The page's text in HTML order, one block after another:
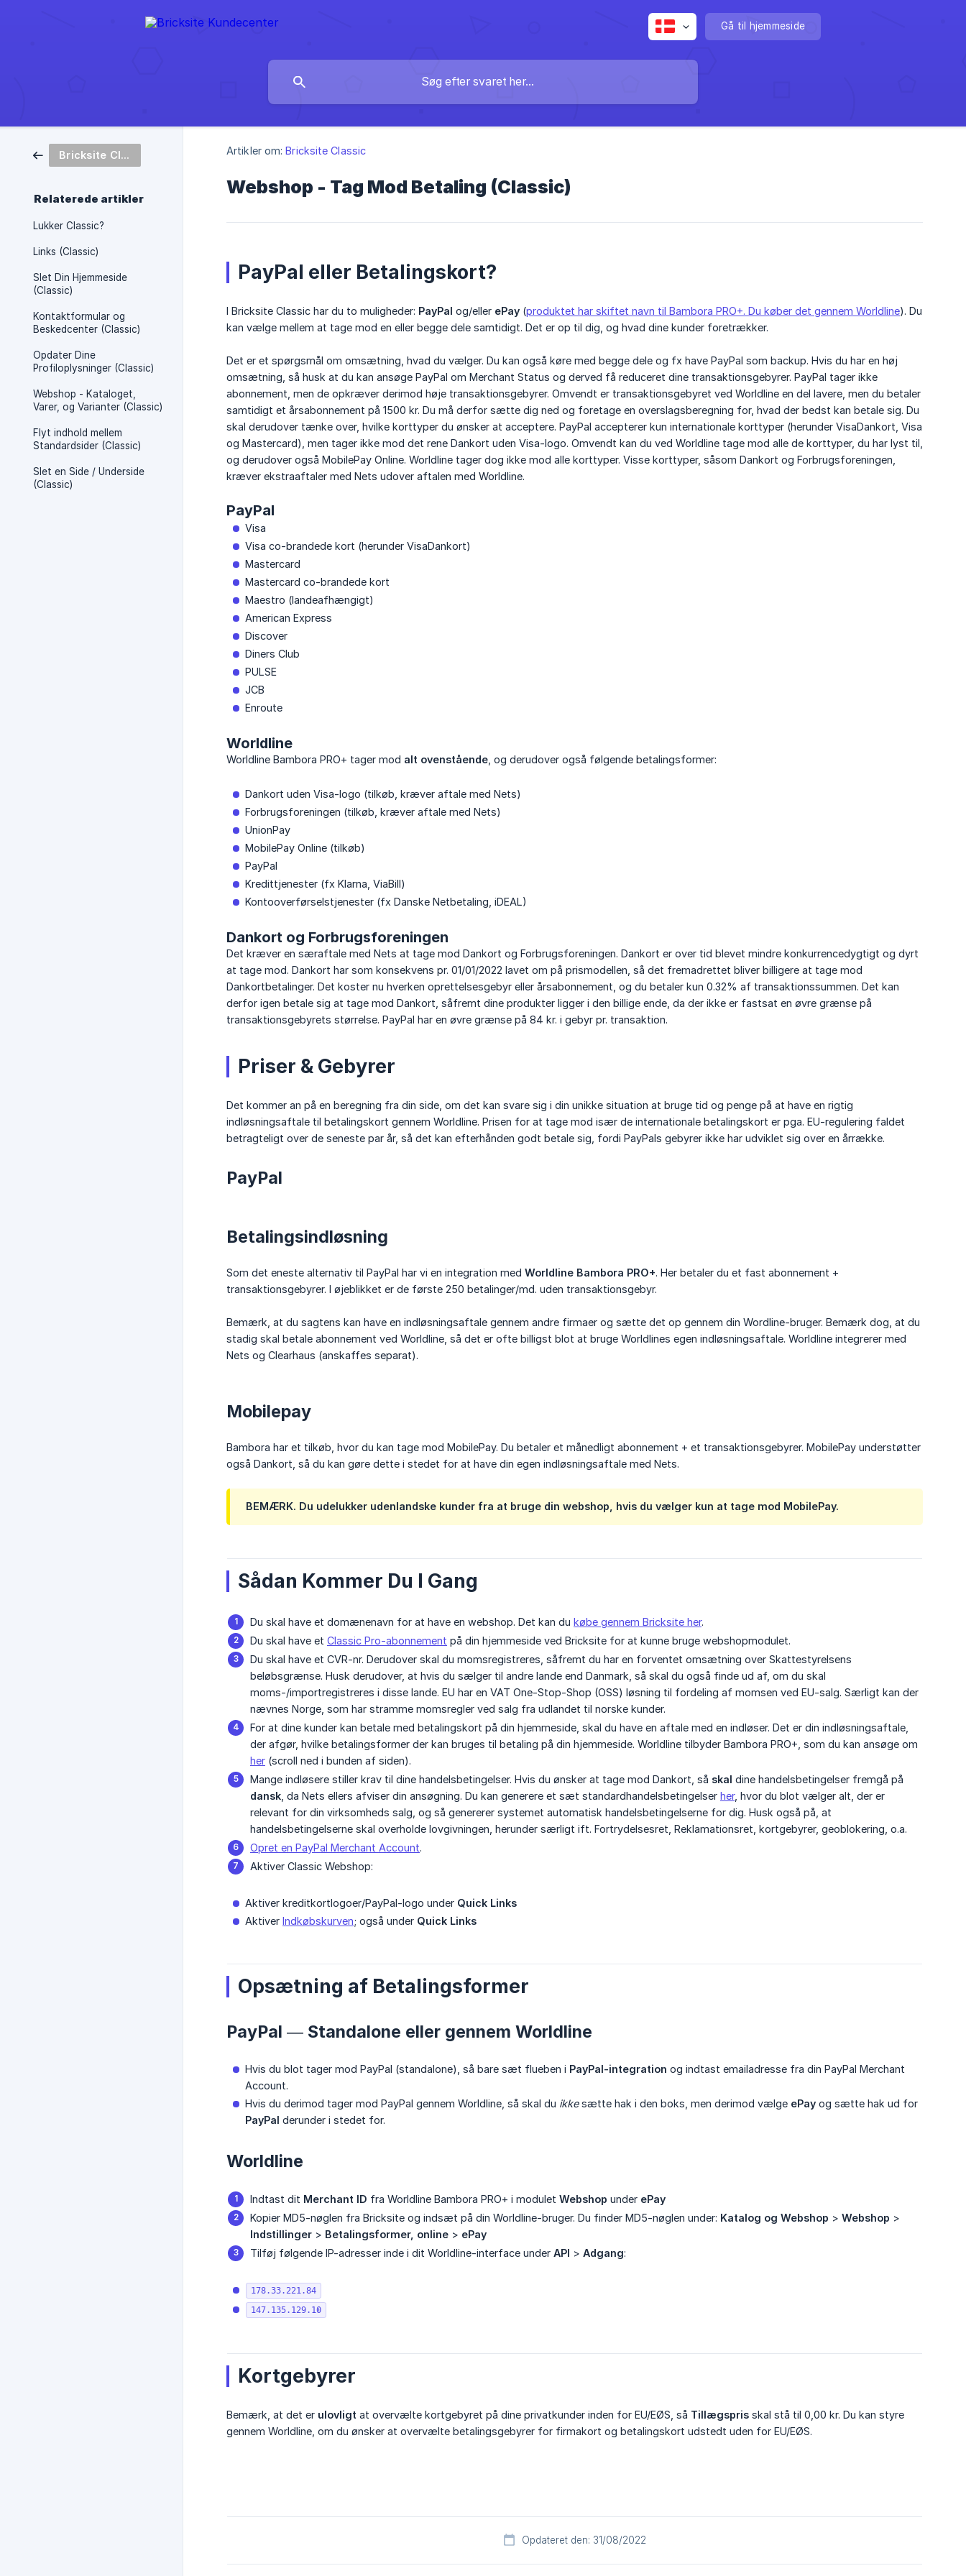
Gå til hjemmeside
Bricksite Classic
Relaterede artikler
Lukker Classic?
Links (Classic)
Slet Din Hjemmeside
(Classic)
Kontaktformular og
Beskedcenter (Classic)
Opdater Dine
Profiloplysninger (Classic)
Webshop - Kataloget,
Varer, og Varianter (Classic)
Flyt indhold mellem
Standardsider (Classic)
Slet en Side / Underside
(Classic)
Artikler om: Bricksite Classic
Webshop - Tag Mod Betaling (Classic)
PayPal eller Betalingskort?
I Bricksite Classic har du to muligheder: PayPal og/eller ePay (produktet har skiftet navn til Bambora PRO+. Du køber det gennem Worldline). Du
kan vælge mellem at tage mod en eller begge dele samtidigt. Det er op til dig, og hvad dine kunder foretrækker.
Det er et spørgsmål om omsætning, hvad du vælger. Du kan også køre med begge dele og fx have PayPal som backup. Hvis du har en høj
omsætning, så husk at du kan ansøge PayPal om Merchant Status og derved få reduceret dine transaktionsgebyrer. PayPal tager ikke
abonnement, men de opkræver derimod høje transaktionsgebyrer. Omvendt er transaktionsgebyret ved Worldline en del lavere, men du betaler
samtidigt et årsabonnement på 1500 kr. Du må derfor sætte dig ned og foretage en overslagsberegning for, hvad der bedst kan betale sig. Du
skal derudover tænke over, hvilke korttyper du ønsker at acceptere. PayPal accepterer kun internationale korttyper (herunder VisaDankort, Visa
og Mastercard), men tager ikke mod det rene Dankort uden Visa-logo. Omvendt kan du ved Worldline tage mod alle de korttyper, du har lyst til,
og derudover også MobilePay Online. Worldline tager dog ikke mod alle korttyper. Visse korttyper, såsom Dankort og Forbrugsforeningen,
kræver ekstraaftaler med Nets udover aftalen med Worldline.
PayPal
Visa
Visa co-brandede kort (herunder VisaDankort)
Mastercard
Mastercard co-brandede kort
Maestro (landeafhængigt)
American Express
Discover
Diners Club
PULSE
JCB
Enroute
Worldline
Worldline Bambora PRO+ tager mod alt ovenstående , og derudover også følgende betalingsformer:
Dankort uden Visa-logo (tilkøb, kræver aftale med Nets)
Forbrugsforeningen (tilkøb, kræver aftale med Nets)
UnionPay
MobilePay Online (tilkøb)
PayPal
Kredittjenester (fx Klarna, ViaBill)
Kontooverførselstjenester (fx Danske Netbetaling, iDEAL)
Dankort og Forbrugsforeningen
Det kræver en særaftale med Nets at tage mod Dankort og Forbrugsforeningen. Dankort er over tid blevet mindre konkurrencedygtigt og dyrt
at tage mod. Dankort har som konsekvens pr. 01/01/2022 lavet om på prismodellen, så det fremadrettet bliver billigere at tage mod
Dankortbetalinger. Det koster nu hverken oprettelsesgebyr eller årsabonnement, og du betaler kun 0.32% af transaktionssummen. Det kan
derfor igen betale sig at tage mod Dankort, såfremt dine produkter ligger i den billige ende, da der ikke er fastsat en øvre grænse på
transaktionsgebyrets størrelse. PayPal har en øvre grænse på 84 kr. i gebyr pr. transaktion.
Priser & Gebyrer
Det kommer an på en beregning fra din side, om det kan svare sig i din unikke situation at bruge tid og penge på at have en rigtig
indløsningsaftale til betalingskort gennem Worldline. Prisen for at tage mod især de internationale betalingskort er pga. EU-regulering faldet
betragteligt over de seneste par år, så det kan efterhånden godt betale sig, fordi PayPals gebyrer ikke har udviklet sig over en årrække.
PayPal
Betalingsindløsning
Som det eneste alternativ til PayPal har vi en integration med Worldline Bambora PRO+. Her betaler du et fast abonnement +
transaktionsgebyrer. I øjeblikket er de første 250 betalinger/md. uden transaktionsgebyr.
Bemærk, at du sagtens kan have en indløsningsaftale gennem andre firmaer og sætte det op gennem din Wordline-bruger. Bemærk dog, at du
stadig skal betale abonnement ved Worldline, så det er ofte billigst blot at bruge Worldlines egen indløsningsaftale. Worldline integrerer med
Nets og Clearhaus (anskaffes separat).
Mobilepay
Bambora har et tilkøb, hvor du kan tage mod MobilePay. Du betaler et månedligt abonnement + et transaktionsgebyrer. MobilePay understøtter
også Dankort, så du kan gøre dette i stedet for at have din egen indløsningsaftale med Nets.
BEMÆRK. Du udelukker udenlandske kunder fra at bruge din webshop, hvis du vælger kun at tage mod MobilePay.
Sådan Kommer Du I Gang
Du skal have et domænenavn for at have en webshop. Det kan du købe gennem Bricksite her.
Du skal have et Classic Pro-abonnement på din hjemmeside ved Bricksite for at kunne bruge webshopmodulet.
Du skal have et CVR-nr. Derudover skal du momsregistreres, såfremt du har en forventet omsætning over Skattestyrelsens
beløbsgrænse. Husk derudover, at hvis du sælger til andre lande end Danmark, så skal du også finde ud af, om du skal
moms-/importregistreres i disse lande. EU har en VAT One-Stop-Shop (OSS) løsning til fordeling af momsen ved EU-salg. Særligt kan der
nævnes Norge, som har stramme momsregler ved salg fra udlandet til norske kunder.
For at dine kunder kan betale med betalingskort på din hjemmeside, skal du have en aftale med en indløser. Det er din indløsningsaftale,
der afgør, hvilke betalingsformer der kan bruges til betaling på din hjemmeside. Worldline tilbyder Bambora PRO+, som du kan ansøge om
her (scroll ned i bunden af siden).
Mange indløsere stiller krav til dine handelsbetingelser. Hvis du ønsker at tage mod Dankort, så skal dine handelsbetingelser fremgå på
dansk , da Nets ellers afviser din ansøgning. Du kan generere et sæt standardhandelsbetingelser her, hvor du blot vælger alt, der er
relevant for din virksomheds salg, og så genererer systemet automatisk handelsbetingelserne for dig. Husk også på, at
handelsbetingelserne skal overholde lovgivningen, herunder særligt ift. Fortrydelsesret, Reklamationsret, kortgebyrer, geoblokering, o.a.
Opret en PayPal Merchant Account.
Aktiver Classic Webshop:
Aktiver kreditkortlogoer/PayPal-logo under Quick Links
Aktiver Indkøbskurven; også under Quick Links
Opsætning af Betalingsformer
PayPal — Standalone eller gennem Worldline
Hvis du blot tager mod PayPal (standalone), så bare sæt flueben i PayPal-integration og indtast emailadresse fra din PayPal Merchant
Account.
Hvis du derimod tager mod PayPal gennem Worldline, så skal du ikkesætte hak i den boks, men derimod vælge ePay og sætte hak ud for
PayPal derunder i stedet for.
Worldline
Indtast dit Merchant ID fra Worldline Bambora PRO+ i modulet Webshop under ePay
Kopier MD5-nøglen fra Bricksite og indsæt på din Worldline-bruger. Du finder MD5-nøglen under: Katalog og Webshop > Webshop >
Indstillinger > Betalingsformer, online > ePay
Tilføj følgende IP-adresser inde i dit Worldline-interface under API > Adgang:
178.33.221.84
147.135.129.10
Kortgebyrer
Bemærk, at det er ulovligt at overvælte kortgebyret på dine privatkunder inden for EU/EØS, så Tillægspris skal stå til 0,00 kr. Du kan styre
gennem Worldline, om du ønsker at overvælte betalingsgebyrer for firmakort og betalingskort udstedt uden for EU/EØS.
Opdateret den: 31/08/2022